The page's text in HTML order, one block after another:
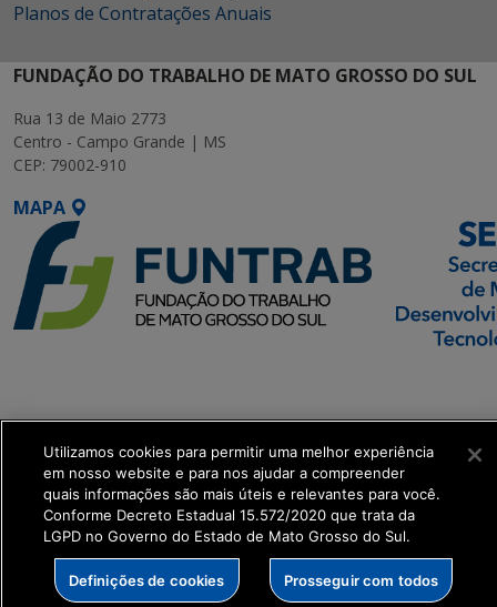
Planos de Contratações Anuais
FUNDAÇÃO DO TRABALHO DE MATO GROSSO DO SUL
Rua 13 de Maio 2773
Centro - Campo Grande | MS
CEP: 79002-910
MAPA
get_footer();
Utilizamos cookies para permitir uma melhor experiência
em nosso website e para nos ajudar a compreender
quais informações são mais úteis e relevantes para você.
Conforme Decreto Estadual 15.572/2020 que trata da
LGPD no Governo do Estado de Mato Grosso do Sul.
Definições de cookies Prosseguir com todos